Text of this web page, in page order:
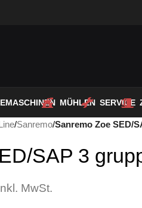
MÜHLEN SERVICE
/Sanremo/Sanremo Zoe SED/
SAP 3
MwSt.